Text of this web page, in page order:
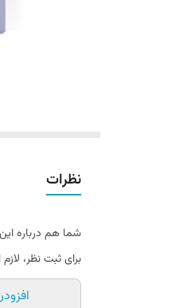
نظرات
شما هم درباره
برای ثبت نظر،